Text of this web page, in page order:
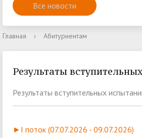
Все новости
Главная › Абитуриентам
Результаты
Результаты вступительных
►I поток (07.07.2026 - 09.07.2026)